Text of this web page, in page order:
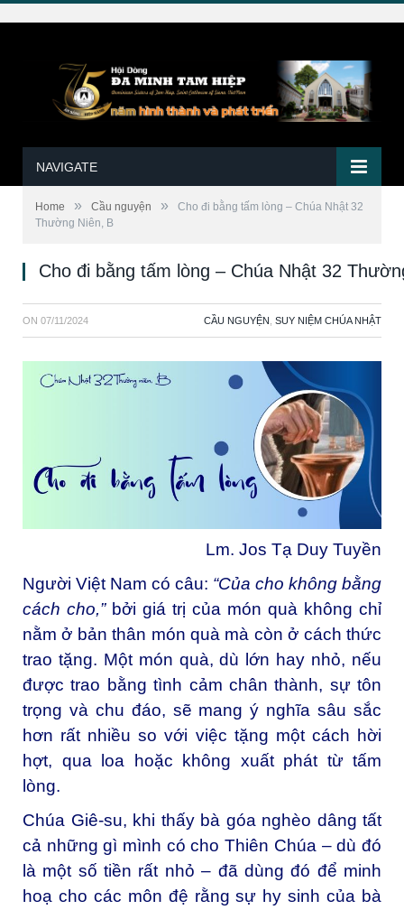
NAVIGATE
Home » Cầu nguyện »
Cho đi bằng tấm lòng – Chúa Nhật 32
Thường Niên, B
Cho đi bằng tấm lòng – Chúa Nhật 32
ON 07/11/2024 CẦU NGUYỆN SUY NIỆM CHÚA NHẬT
Lm. Jos Tạ Duy Tuyền
Người Việt Nam có câu: “Của cho không bằng
cách cho,”bởi giá trị của món quà không chỉ
nằm ở bản thân món quà mà còn ở cách thức
trao tặng. Một món quà, dù lớn hay nhỏ, nếu
được trao bằng tình cảm chân thành, sự tôn
trọng và chu đáo, sẽ mang ý nghĩa sâu sắc
hơn rất nhiều so với việc tặng một cách hời
hợt, qua loa hoặc không xuất phát từ tấm
lòng.
Chúa Giê-su, khi thấy bà góa nghèo dâng tất
cả những gì mình có cho Thiên Chúa – dù đó
là một số tiền rất nhỏ – đã dùng đó để minh
hoạ cho các môn đệ rằng sự hy sinh của bà